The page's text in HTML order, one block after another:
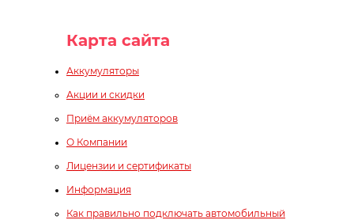
Карта сайта
Аккумуляторы
Акции и скидки
Приём аккумуляторов
О Компании
Лицензии и сертификаты
Информация
Как правильно подключать автомобильный